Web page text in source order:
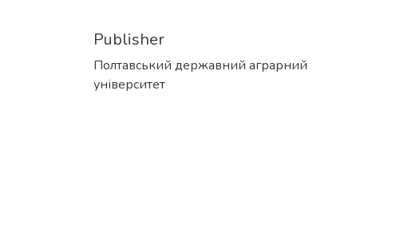
Publisher
Полтавський державний аграрний
університет